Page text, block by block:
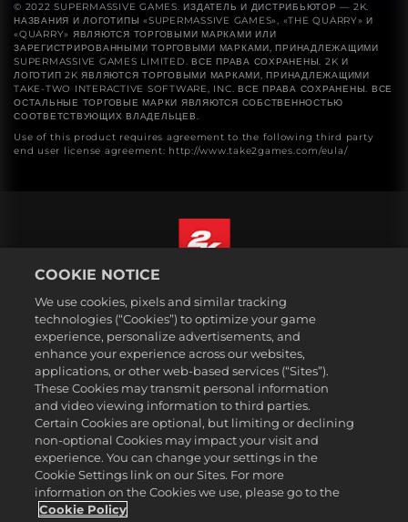
© 2022 SUPERMASSIVE GAMES. ИЗДАТЕЛЬ И ДИСТРИБЬЮТОР — 2K.
НАЗВАНИЯ И ЛОГОТИПЫ «SUPERMASSIVE GAMES», «THE QUARRY» И
«QUARRY» ЯВЛЯЮТСЯ ТОРГОВЫМИ МАРКАМИ ИЛИ
ЗАРЕГИСТРИРОВАННЫМИ ТОРГОВЫМИ МАРКАМИ, ПРИНАДЛЕЖАЩИМИ
SUPERMASSIVE GAMES LIMITED. ВСЕ ПРАВА СОХРАНЕНЫ. 2K И
ЛОГОТИП 2K ЯВЛЯЮТСЯ ТОРГОВЫМИ МАРКАМИ, ПРИНАДЛЕЖАЩИМИ
TAKE-TWO INTERACTIVE SOFTWARE, INC. ВСЕ ПРАВА СОХРАНЕНЫ. ВСЕ
ОСТАЛЬНЫЕ ТОРГОВЫЕ МАРКИ ЯВЛЯЮТСЯ СОБСТВЕННОСТЬЮ
СООТВЕТСТВУЮЩИХ ВЛАДЕЛЬЦЕВ.
Use of this product requires agreement to the following third party
end user license agreement: http://www.take2games.com/eula/
Юридическая информация
Политика конфиденциальности
Политика файлов cookie
Поддержка
Не продавайте и не распространяйте мои персональные данные
Статус заказа и возвраты
Рекламные партнеры 2K
©2016-2026 Take-Two Interactive Software Inc. 2K, Firaxis Games,
Civilization, and their respective logos are trademarks of Take-Two
Interactive Software, Inc. All rights reserved.
Русский
COOKIE NOTICE
We use cookies, pixels and similar tracking
technologies (“Cookies”) to optimize your game
experience, personalize advertisements, and
enhance your experience across our websites,
applications, or other web-based services (“Sites”).
These Cookies may transmit personal information
and video viewing information to third parties.
Certain Cookies are optional, but limiting or declining
non-optional Cookies may impact your visit and
experience. You can change your settings in the
Cookie Settings link on our Sites. For more
information on the Cookies we use, please go to the
Cookie Policy